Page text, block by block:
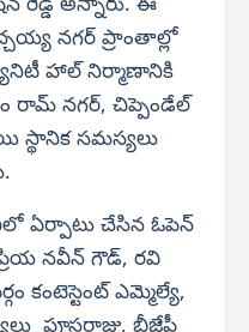
రెడ్డి అన్నారు. ఈ
నగర్ ప్రాంతాల్లో
హాల్ నిర్మాణానికి
రామ్ నగర్, చిప్పెండేల్
స్థానిక సమస్యలు
ఏర్పాటు చేసిన ఓపెన్
నవీన్ గౌడ్, రవి
ఎమ్మెల్యే,